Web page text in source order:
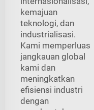
kemajuan
teknologi, dan
industrialisasi.
Kami memperluas
jangkauan global
kami dan
meningkatkan
efisiensi industri
dengan